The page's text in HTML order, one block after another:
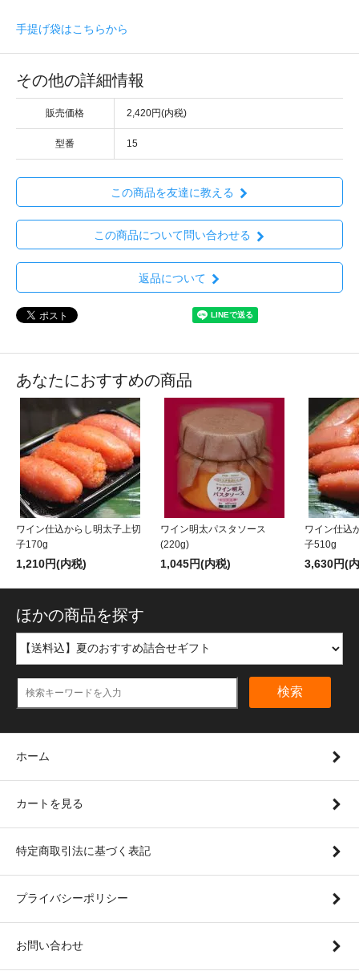
手提げ袋はこちらから
その他の詳細情報
販売価格 2,420円(内税)
型番 15
この商品を友達に教える
この商品について問い合わせる
返品について
あなたにおすすめの商品
ワイン仕込からし明太子上切
子170g
1,210円(内税)
ワイン明太パスタソース
(220g)
1,045円(内税)
ワイン仕込
子510g
3,630円(
ほかの商品を探す
検索
ホーム
カートを見る
特定商取引法に基づく表記
プライバシーポリシー
お問い合わせ